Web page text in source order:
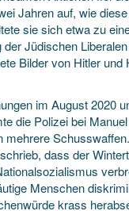
Jahren auf, wie
sie sich etwa zu
Jüdischen
Bilder von Hitler und
im August 2020
die Polizei bei
mehrere
dass der
Menschen
krass